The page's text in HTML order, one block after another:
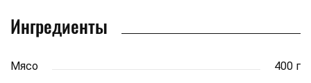
Ингредиенты
Мясо
400 г